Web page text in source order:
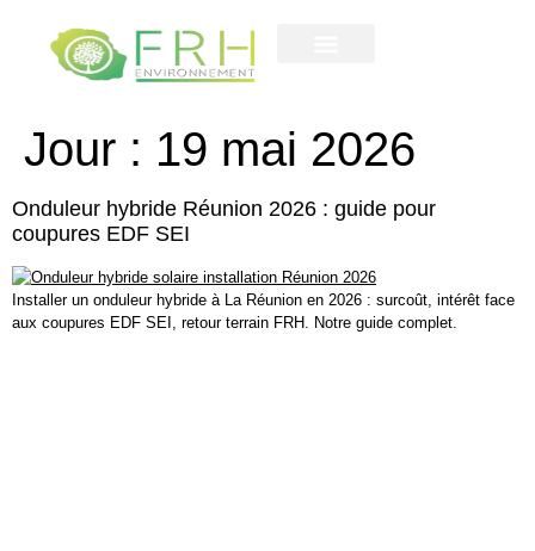
Jour : 19 mai 2026
Onduleur hybride Réunion 2026 : guide pour
coupures EDF SEI
Installer un onduleur hybride à La Réunion en 2026 : surcoût, intérêt face
aux coupures EDF SEI, retour terrain FRH. Notre guide complet.